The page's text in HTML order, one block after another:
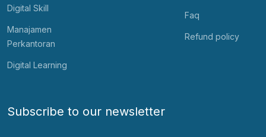
Digital Skill
Manajamen
Perkantoran
Digital Learning
Faq
Refund policy
Subscribe to our newsletter